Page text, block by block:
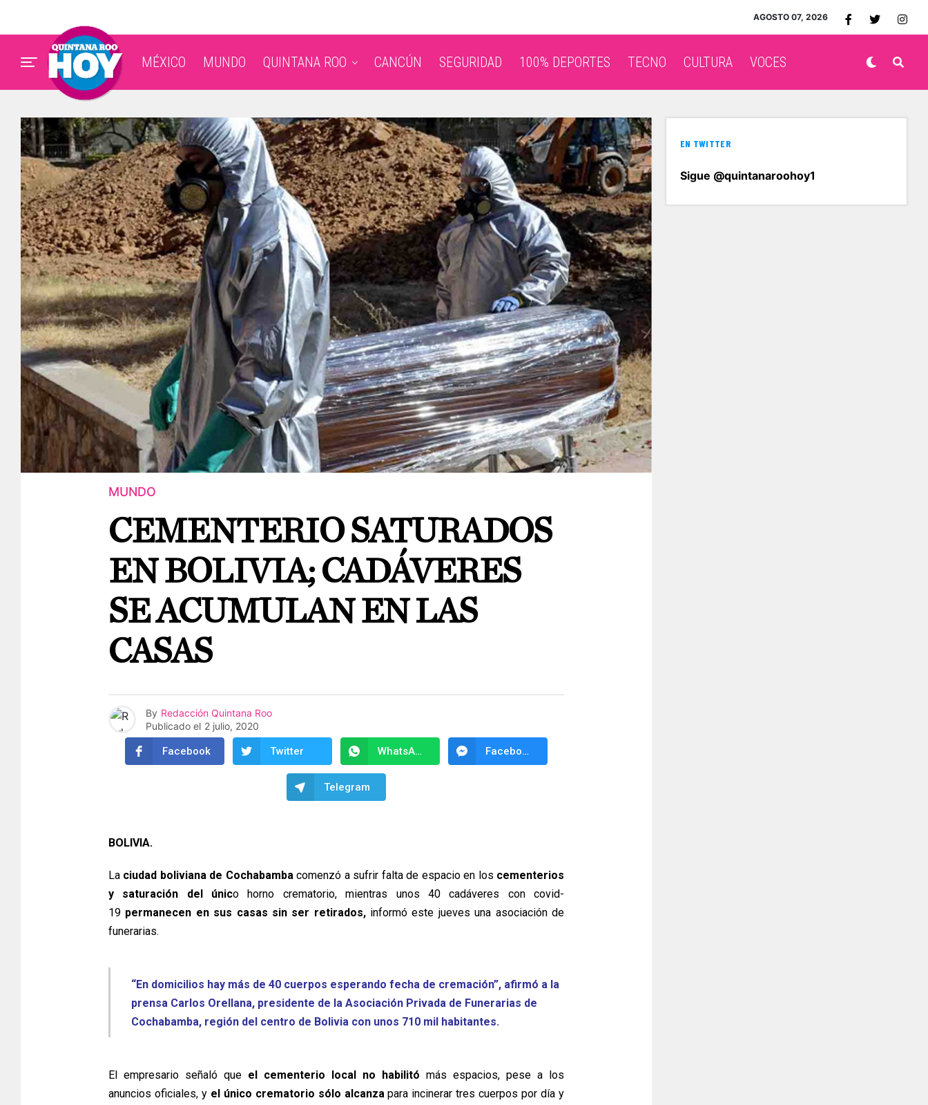
AGOSTO 07, 2026
MÉXICO MUNDO QUINTANA ROO CANCÚN SEGURIDAD 100% DEPORTES TECNO CULTURA VOCES
MUNDO
CEMENTERIO SATURADOS
EN BOLIVIA; CADÁVERES
SE ACUMULAN EN LAS
CASAS
By Redacción Quintana Roo
Publicado el 2 julio, 2020
Facebook Twitter WhatsApp Facebook Messenger
Telegram
BOLIVIA.
La ciudad boliviana de Cochabambacomenzó a sufrir falta de espacio en los cementerios
y saturación del único horno crematorio, mientras unos 40 cadáveres con covid-
19 permanecen en sus casas sin ser retirados,informó este jueves una asociación de
funerarias.
“En domicilios hay más de 40 cuerpos esperando fecha de cremación”, afirmó a la
prensa Carlos Orellana, presidente de la Asociación Privada de Funerarias de
Cochabamba, región del centro de Bolivia con unos 710 mil habitantes.
El empresario señaló que el cementerio local no habilitó más espacios, pese a los
anuncios oficiales, yel único crematorio sólo alcanzapara incinerar tres cuerpos por día y
EN TWITTER
Sigue @quintanaroohoy1